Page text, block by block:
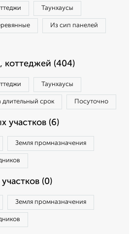
Таунхаусы
Из сип панелей
коттеджей (404)
Таунхаусы
длительный срок Посуточно
участков (6)
Земля промназначения
(0)
Земля промназначения